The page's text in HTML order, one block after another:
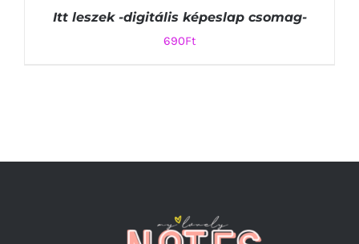
Itt leszek -digitális képeslap csomag-
690Ft